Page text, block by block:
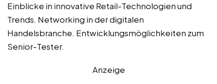
Einblicke in innovative Retail-Technologien und
Trends. Networking in der digitalen
Handelsbranche. Entwicklungsmöglichkeiten zum
Senior-Tester.
Anzeige